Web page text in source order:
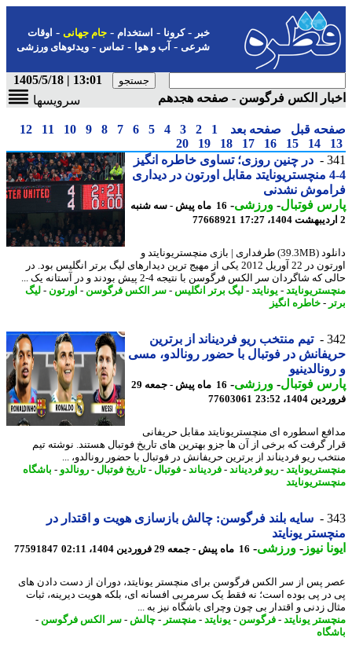
-کرونا-استخدام- جام جهانی-اوقات
شرعی-آب و هوا-تماس-ویدئوهای ورزشی
13:01 | 1405/5/18
الکس فرگوسن - صفحه هجدهم
سرویسها
قبل صفحه بعد 1
2
3
4
5
6
7
8
9
10
11
12
14
15
16
17
18
19
20
در چنین روزی؛ تساوی خاطره انگیز
4-4 منچستریونایتد مقابل اورتون در دیداری
نشدنی
فوتبال-ورزشی-
16 ماه پیش - سه شنبه
77668921
دانلود (39.3MB) طرفداری | بازی منچستریونایتد و
اورتون در 22 آوریل 2012 یکی از مهیج ترین دیدارهای لیگ برتر انگلیس بود. در
شاگردان سر الکس فرگوسن با نتیجه 4-2 پیش بودند و در آستانه یک ...
-یونایتد-لیگ برتر انگلیس-سر الکس فرگوسن-اورتون -لیگ
- خاطره انگیز
تیم منتخب ریو فردیناند از برترین
در فوتبال با حضور رونالدو، مسی
فوتبال-ورزشی-
16 ماه پیش - جمعه 29
1404، 23:52
77603061
اسطوره ای منچستریونایتد مقابل حریفانی
گرفت که برخی از آن ها جزو بهترین های تاریخ فوتبال هستند. نوشته تیم
ریو فردیناند از برترین حریفانش در فوتبال با حضور رونالدو، ...
-ریو فردیناند-فردیناند-فوتبال-تاریخ فوتبال-رونالدو-باشگاه
سایه بلند فرگوسن: چالش بازسازی هویت و اقتدار در
یونایتد
نیوز-ورزشی-16 ماه پیش - جمعه 29 فروردین 1404، 02:11 77591847
پس از سر الکس فرگوسن برای منچستر یونایتد، دوران از دست دادن های
پی بوده است؛ نه فقط یک سرمربی افسانه ای، بلکه هویت دیرینه، ثبات
زدنی و اقتدار بی چون وچرای باشگاه نیز به ...
یونایتد-فرگوسن-یونایتد-منچستر-چالش-سر الکس فرگوسن-